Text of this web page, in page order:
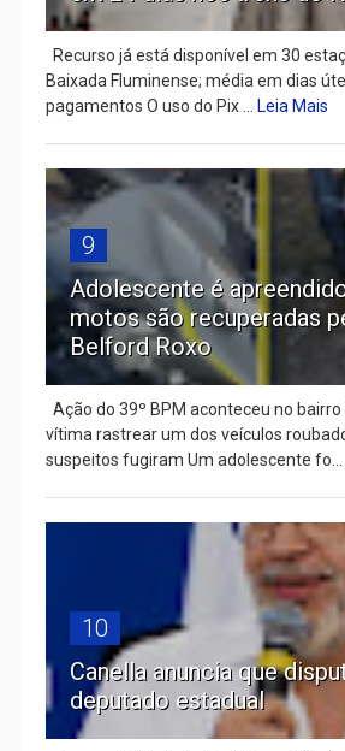
Recurso já está disponível em 30
Baixada Fluminense; média em dias
pagamentos O uso do Pix ... Leia Mais
9
Adolescente é
motos são recuperadas
Belford Roxo
Ação do 39º BPM aconteceu no
vítima rastrear um dos veículos
suspeitos fugiram Um adolescente fo...
10
Canella anuncia que
deputado estadual